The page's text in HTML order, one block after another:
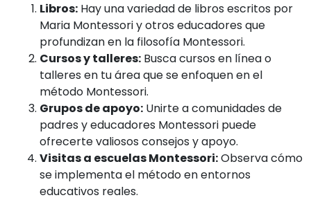
Libros: Hay una variedad de libros escritos por
Maria Montessori y otros educadores que
profundizan en la filosofía Montessori.
Cursos y talleres: Busca cursos en línea o
talleres en tu área que se enfoquen en el
método Montessori.
Grupos de apoyo: Unirte a comunidades de
padres y educadores Montessori puede
ofrecerte valiosos consejos y apoyo.
Visitas a escuelas Montessori:Observa cómo
se implementa el método en entornos
educativos reales.